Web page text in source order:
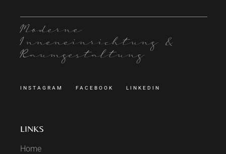
Moderne
Inneneinrichtung &
Raumgestaltung
INSTAGRAM FACEBOOK LINKEDIN
LINKS
Home